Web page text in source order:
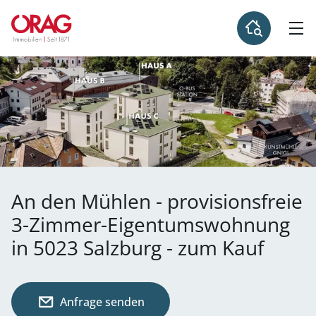
An den Mühlen - provisionsfreie
3-Zimmer-Eigentumswohnung
in 5023 Salzburg - zum Kauf
Anfrage senden